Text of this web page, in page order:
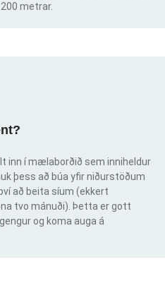
metrar.
inn í mælaborðið sem inniheldur
þess að búa yfir niðurstöðum
að beita síum (ekkert
tvo mánuði). Þetta er gott
og koma auga á